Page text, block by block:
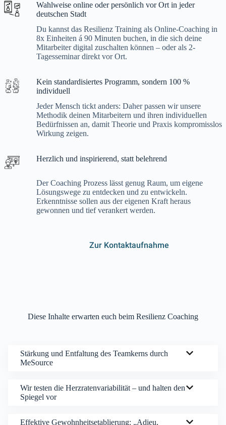
Wahlweise online oder persönlich vor Ort in jeder
deutschen Stadt
Du kannst das Resilienz Training als Online-Coaching in
8x Einheiten á 90 Minuten buchen, in die sich deine
Mitarbeiter digital zuschalten können – oder als 2-
Tagesseminar direkt vor Ort.
Kein standardisiertes Programm, sondern 100 %
individuell
Jeder Mensch tickt anders: Daher passen wir unsere
Methodik deinen Mitarbeitern und ihren individuellen
Bedürfnissen an, damit Theorie und Praxis kompromisslos
Wirkung zeigen.
Herzlich und inspirierend, statt belehrend
Der Coaching Prozess lässt genug Raum, um eigene
Lösungswege zu entdecken und zu entwickeln.
Erkenntnisse sollen aus der eigenen Kraft heraus
gewonnen und tief verankert werden.
Zur Kontaktaufnahme
Diese Inhalte erwarten euch beim Resilienz Coaching
Stärkung und Entfaltung des Teamkerns durch
MeSource
Wir testen die Herzratenvariabilität – und halten den
Spiegel vor
Effektive Gewohnheitsetablierung: „Adieu,